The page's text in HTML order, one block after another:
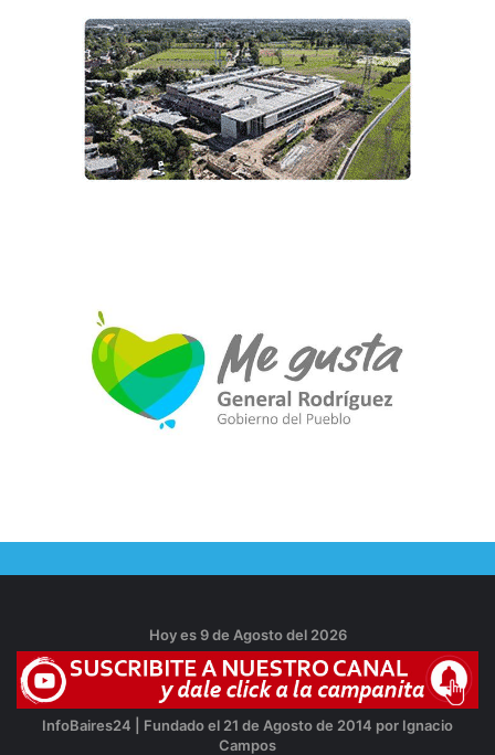
Hoy es 9 de Agosto del 2026
InfoBaires24 | Fundado el 21 de Agosto de 2014 por Ignacio
Campos